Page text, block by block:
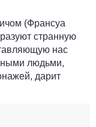
(Франсуа
странную
нас
людьми,
дарит